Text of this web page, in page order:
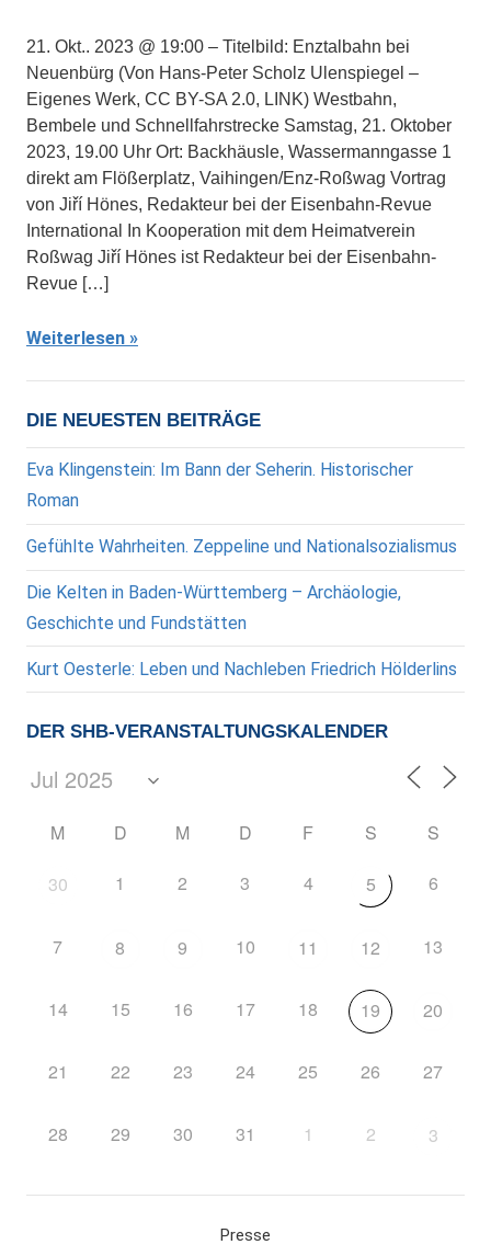
21. Okt.. 2023 @ 19:00 – Titelbild: Enztalbahn bei
Neuenbürg (Von Hans-Peter Scholz Ulenspiegel –
Eigenes Werk, CC BY-SA 2.0, LINK) Westbahn,
Bembele und Schnellfahrstrecke Samstag, 21. Oktober
2023, 19.00 Uhr Ort: Backhäusle, Wassermanngasse 1
direkt am Flößerplatz, Vaihingen/Enz-Roßwag Vortrag
von Jiří Hönes, Redakteur bei der Eisenbahn-Revue
International In Kooperation mit dem Heimatverein
Roßwag Jiří Hönes ist Redakteur bei der Eisenbahn-
Revue […]
Weiterlesen
DIE NEUESTEN BEITRÄGE
Eva Klingenstein: Im Bann der Seherin. Historischer
Roman
Gefühlte Wahrheiten. Zeppeline und Nationalsozialismus
Die Kelten in Baden-Württemberg – Archäologie,
Geschichte und Fundstätten
Kurt Oesterle: Leben und Nachleben Friedrich Hölderlins
DER SHB-VERANSTALTUNGSKALENDER
M D M D F S S
30 1 2 3 4 5 6
7 8 9 10 11 12 13
14 15 16 17 18 19 20
21 22 23 24 25 26 27
28 29 30 31 1 2 3
Presse